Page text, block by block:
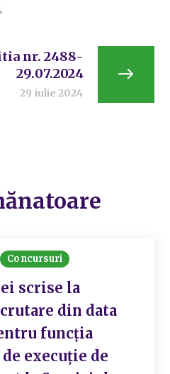
nr. 2488-
29.07.2024
29 iulie 2024
Concursuri
scrise la
din data
funcția
execuție de